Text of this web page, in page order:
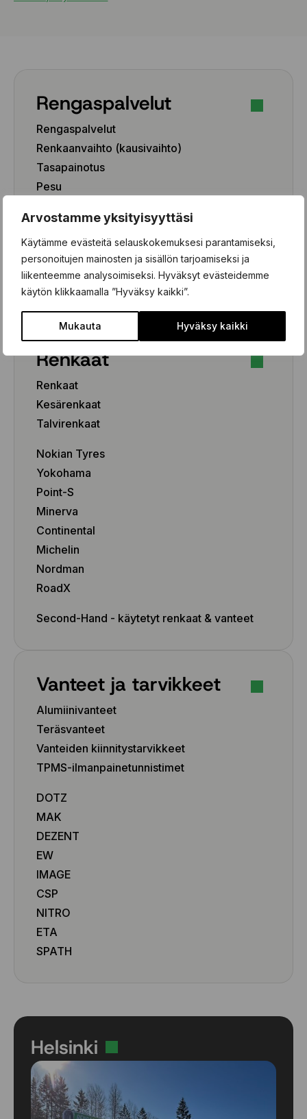
Arvostamme yksityisyyttäsi
Käytämme evästeitä selauskokemuksesi parantamiseksi,
personoitujen mainosten ja sisällön tarjoamiseksi ja
liikenteemme analysoimiseksi. Hyväksyt evästeidemme
käytön klikkaamalla ”Hyväksy kaikki”.
Mukauta Hyväksy kaikki
Rengaspalvelut
Rengaspalvelut
Renkaanvaihto (kausivaihto)
Tasapainotus
Pesu
Paikka-aineen poisto
Rengashotelli
Henkilöauto
Pakettiauto/SUV/EV
Renkaat
Renkaat
Kesärenkaat
Talvirenkaat
Nokian Tyres
Yokohama
Point-S
Minerva
Continental
Michelin
Nordman
RoadX
Second-Hand - käytetyt renkaat & vanteet
Vanteet ja tarvikkeet
Alumiinivanteet
Teräsvanteet
Vanteiden kiinnitystarvikkeet
TPMS-ilmanpainetunnistimet
DOTZ
MAK
DEZENT
EW
IMAGE
CSP
NITRO
ETA
SPATH
Helsinki